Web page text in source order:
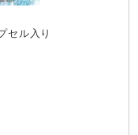
セル入り